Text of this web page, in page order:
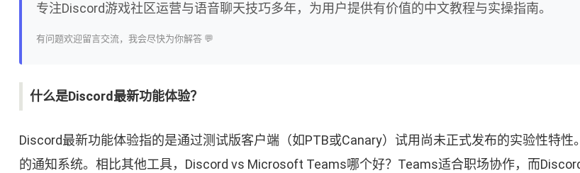
专注Discord游戏社区运营与语音聊天技巧多年，为用户提供有价值的中文教程与实操指南。
有问题欢迎留言交流，我会尽快为你解答 💬
什么是Discord最新功能体验？
Discord最新功能体验指的是通过测试版客户端（如PTB或Canary）试用尚未正式发布的实验性特
的通知系统。相比其他工具，Discord vs Microsoft Teams哪个好？Teams适合职场协作，而